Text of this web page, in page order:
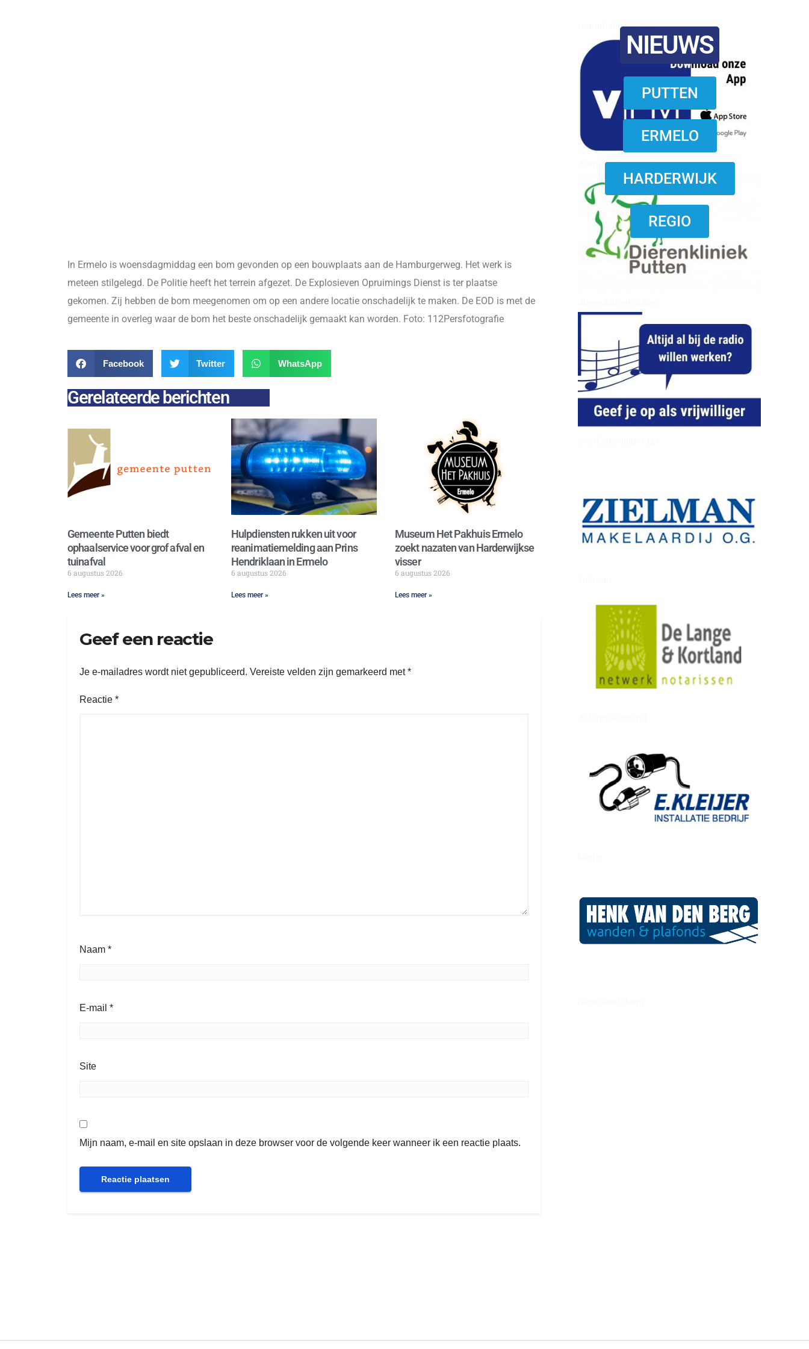
reanimatie ermelo
download onzze App
NIEUWS
PUTTEN
ERMELO
HARDERWIJK
REGIO
In Ermelo is woensdagmiddag een bom gevonden op een bouwplaats aan de Hamburgerweg. Het werk is
meteen stilgelegd. De Politie heeft het terrein afgezet. De Explosieven Opruimings Dienst is ter plaatse
gekomen. Zij hebben de bom meegenomen om op een andere locatie onschadelijk te maken. De EOD is met de
gemeente in overleg waar de bom het beste onschadelijk gemaakt kan worden. Foto: 112Persfotografie
Facebook Twitter WhatsApp
Gerelateerde berichten
Gemeente Putten biedt
ophaalservice voor grof afval en
tuinafval
6 augustus 2026
Lees meer »
Hulpdiensten rukken uit voor
reanimatiemelding aan Prins
Hendriklaan in Ermelo
6 augustus 2026
Lees meer »
Museum Het Pakhuis Ermelo
zoekt nazaten van Harderwijkse
visser
6 augustus 2026
Lees meer »
Geef een reactie
Je e-mailadres wordt niet gepubliceerd. Vereiste velden zijn gemarkeerd met*
Reactie *
Naam *
E-mail *
Site
Mijn naam, e-mail en site opslaan in deze browser voor de volgende keer wanneer ik een reactie plaats.